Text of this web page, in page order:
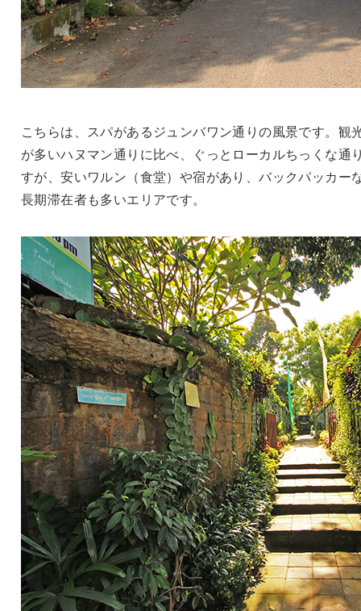
こちらは、スパがあるジュンバワン通りの風景です。観
が多いハヌマン通りに比べ、ぐっとローカルちっくな通
すが、安いワルン（食堂）や宿があり、バックパッカー
長期滞在者も多いエリアです。